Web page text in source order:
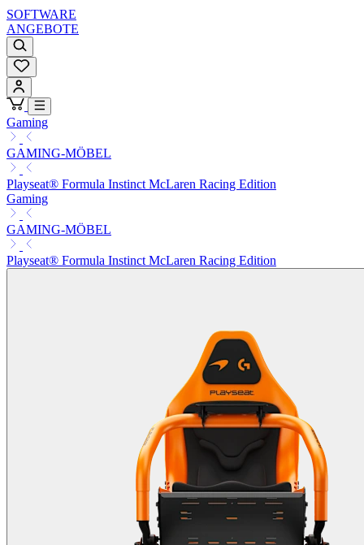
SOFTWARE
ANGEBOTE
Gaming
GAMING-MÖBEL
Playseat® Formula Instinct McLaren Racing Edition
Gaming
GAMING-MÖBEL
Playseat® Formula Instinct McLaren Racing Edition